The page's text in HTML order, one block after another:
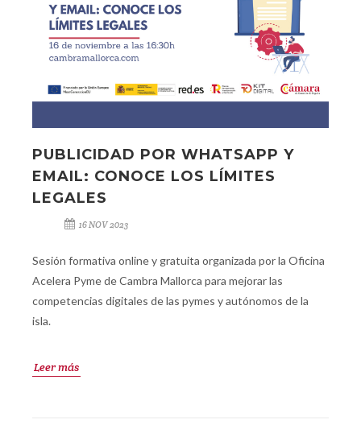
PUBLICIDAD POR WHATSAPP Y
EMAIL: CONOCE LOS LÍMITES
LEGALES
16 NOV 2023
Sesión formativa online y gratuita organizada por la Oficina
Acelera Pyme de Cambra Mallorca para mejorar las
competencias digitales de las pymes y autónomos de la
isla.
Leer más